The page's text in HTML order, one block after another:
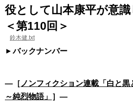
役として山本康平が意
＜第110回＞
鈴木健.txt
バックナンバー
―［ ノンフィクション連載「白と黒
～純烈物語」 ］―